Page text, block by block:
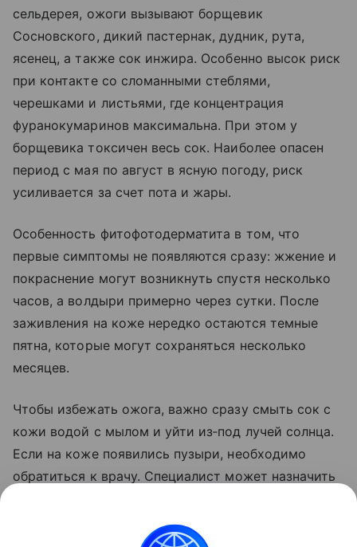
сельдерея, ожоги вызывают борщевик
Сосновского, дикий пастернак, дудник, рута,
ясенец, а также сок инжира. Особенно высок риск
при контакте со сломанными стеблями,
черешками и листьями, где концентрация
фуранокумаринов максимальна. При этом у
борщевика токсичен весь сок. Наиболее опасен
период с мая по август в ясную погоду, риск
усиливается за счет пота и жары.
Особенность фитофотодерматита в том, что
первые симптомы не появляются сразу: жжение и
покраснение могут возникнуть спустя несколько
часов, а волдыри примерно через сутки. После
заживления на коже нередко остаются темные
пятна, которые могут сохраняться несколько
месяцев.
Чтобы избежать ожога, важно сразу смыть сок с
кожи водой с мылом и уйти из‑под лучей солнца.
Если на коже появились пузыри, необходимо
обратиться к врачу. Специалист может назначить
предотвращения инфекции, кортикостероидные
средства при сильном воспалении или